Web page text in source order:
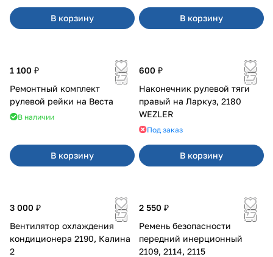
В корзину В корзину
1 100 ₽
Ремонтный комплект
рулевой рейки на Веста
В наличии
В корзину
600 ₽
Наконечник рулевой тяги
правый на Ларкуз, 2180
WEZLER
Под заказ
В корзину
3 000 ₽
Вентилятор охлаждения
кондиционера 2190, Калина
2
2 550 ₽
Ремень безопасности
передний инерционный
2109, 2114, 2115